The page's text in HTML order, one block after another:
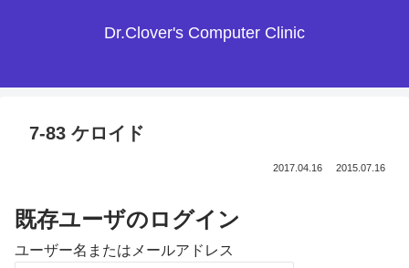
Dr.Clover's Computer Clinic
7-83 ケロイド
2017.04.16 2015.07.16
既存ユーザのログイン
ユーザー名またはメールアドレス